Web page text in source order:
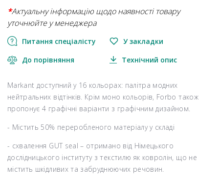
*Актуальну інформацію щодо наявності товару
уточнюйте у менеджера
Питання спеціалісту У закладки
До порівняння Технічний опис
Markant доступний у 16 кольорах: палітра модних
нейтральних відтінків. Крім моно кольорів, Forbo також
пропонує 4 графічні варіанти з графічним дизайном.
- Містить 50% переробленого матеріалу у складі
- схвалення GUT seal – отримано від Німецького
дослідницького інституту з текстилю як ковролін, що не
містить шкідливих та забруднюючих речовин.